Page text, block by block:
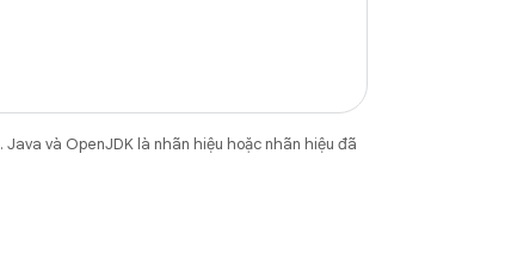
. Java và OpenJDK là nhãn hiệu hoặc nhãn hiệu đã